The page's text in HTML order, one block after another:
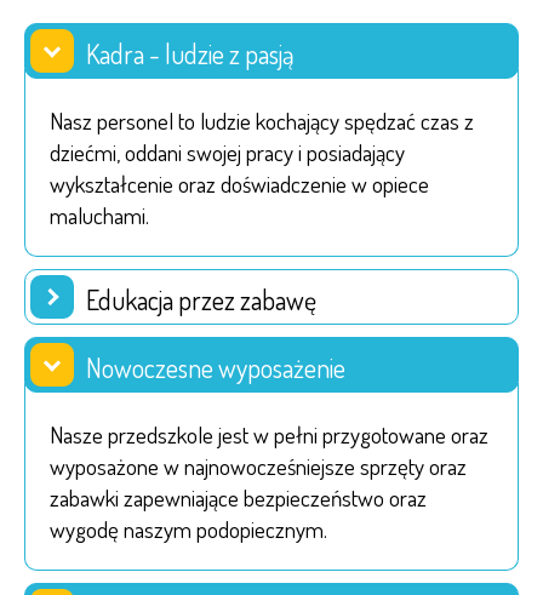
Kadra - ludzie z pasją
Nasz personel to ludzie kochający spędzać czas z
dziećmi, oddani swojej pracy i posiadający
wykształcenie oraz doświadczenie w opiece
maluchami.
Edukacja przez zabawę
Nowoczesne wyposażenie
Nasze przedszkole jest w pełni przygotowane oraz
wyposażone w najnowocześniejsze sprzęty oraz
zabawki zapewniające bezpieczeństwo oraz
wygodę naszym podopiecznym.